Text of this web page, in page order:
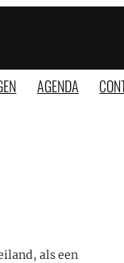
AGENDA
als een